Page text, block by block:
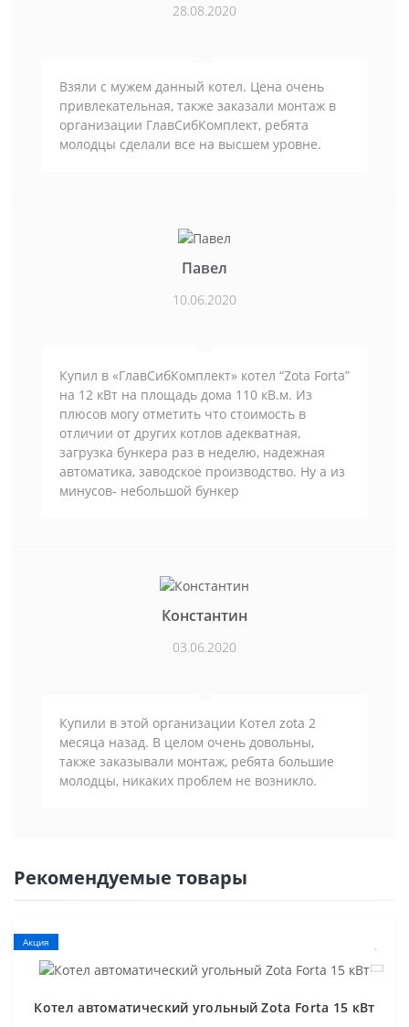
28.08.2020
Взяли с мужем данный котел. Цена очень
привлекательная, также заказали монтаж в
организации ГлавСибКомплект, ребята
молодцы сделали все на высшем уровне.
Павел
10.06.2020
Купил в «ГлавСибКомплект» котел “Zota Forta”
на 12 кВт на площадь дома 110 кВ.м. Из
плюсов могу отметить что стоимость в
отличии от других котлов адекватная,
загрузка бункера раз в неделю, надежная
автоматика, заводское производство. Ну а из
минусов- небольшой бункер
Константин
03.06.2020
Купили в этой организации Котел zota 2
месяца назад. В целом очень довольны,
также заказывали монтаж, ребята большие
молодцы, никаких проблем не возникло.
Рекомендуемые товары
Акция
Котел автоматический угольный Zota Forta 15 кВт